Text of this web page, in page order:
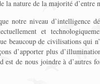
la nature de la majorité d’entre
notre niveau d’intelligence
et
beaucoup de civilisations qui
d’apporter plus
est de nous joindre à d’autres